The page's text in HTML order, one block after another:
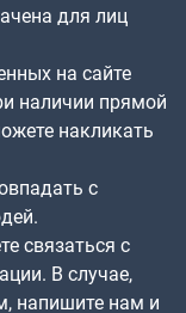
для лиц
на сайте
наличии прямой
накликать
с
связаться с
В случае,
напишите нам и